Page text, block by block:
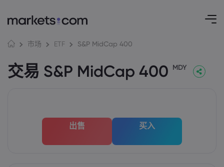
市场 ETF S&P MidCap 400
交易 S&P MidCap 400 MDY
出售 买入